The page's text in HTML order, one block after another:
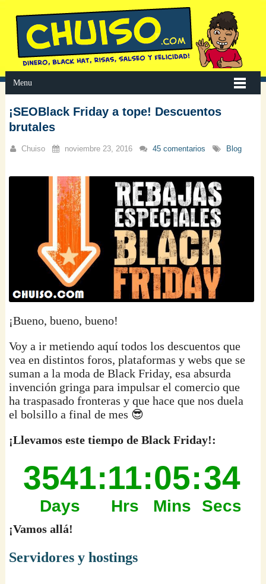
Menu
¡SEOBlack Friday a tope! Descuentos
brutales
Chuiso noviembre 23, 2016 45 comentarios Blog
¡Bueno, bueno, bueno!
Voy a ir metiendo aquí todos los descuentos que
vea en distintos foros, plataformas y webs que se
suman a la moda de Black Friday, esa absurda
invención gringa para impulsar el comercio que
ha traspasado fronteras y que hace que nos duela
el bolsillo a final de mes 😎
¡Llevamos este tiempo de Black Friday!:
¡Vamos allá!
Servidores y hostings